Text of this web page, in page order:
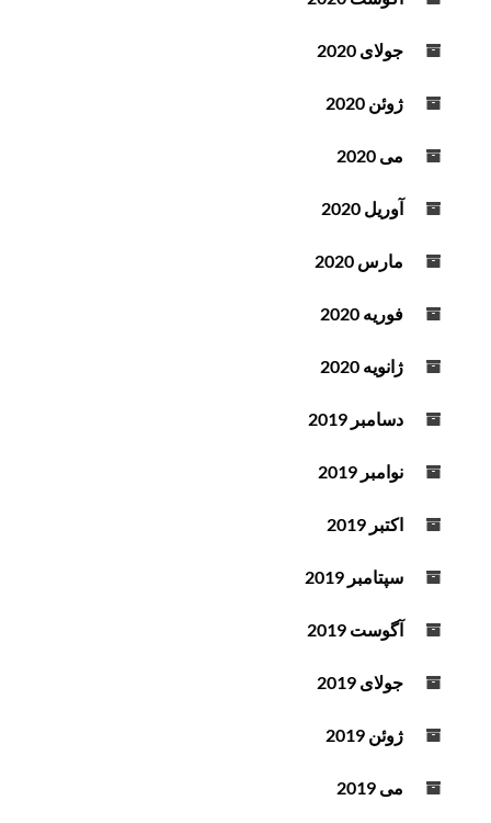
جولای 2020
ژوئن 2020
می 2020
آوریل 2020
مارس 2020
فوریه 2020
ژانویه 2020
دسامبر 2019
نوامبر 2019
اکتبر 2019
سپتامبر 2019
آگوست 2019
جولای 2019
ژوئن 2019
می 2019